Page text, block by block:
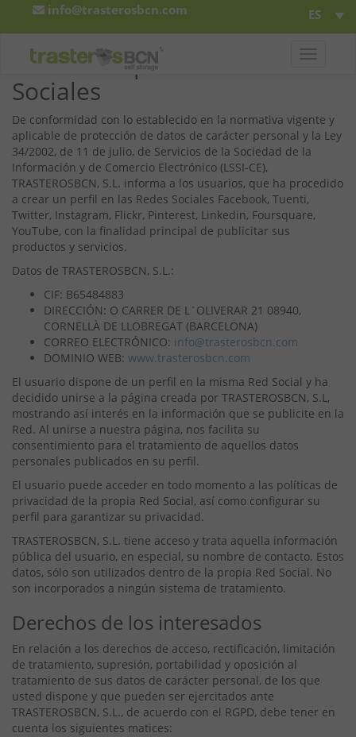
info@trasterosbcn.com ES
T
l
e
n
v
i
g
Política de privacidad Redes
Sociales
De conformidad con lo establecido en la normativa vigente y
aplicable de protección de datos de carácter personal y la Ley
34/2002, de 11 de julio, de Servicios de la Sociedad de la
Información y de Comercio Electrónico (LSSI-CE),
TRASTEROSBCN, S.L. informa a los usuarios, que ha procedido
a crear un perfil en las Redes Sociales Facebook, Tuenti,
Twitter, Instagram, Flickr, Pinterest, Linkedin, Foursquare,
YouTube, con la finalidad principal de publicitar sus
productos y servicios.
Datos de TRASTEROSBCN, S.L.:
CIF: B65484883
DIRECCIÓN: O CARRER DE L´OLIVERAR 21 08940,
CORNELLÀ DE LLOBREGAT (BARCELONA)
CORREO ELECTRÓNICO: info@trasterosbcn.com
DOMINIO WEB: www.trasterosbcn.com
El usuario dispone de un perfil en la misma Red Social y ha
decidido unirse a la página creada por TRASTEROSBCN, S.L,
mostrando así interés en la información que se publicite en la
Red. Al unirse a nuestra página, nos facilita su
consentimiento para el tratamiento de aquellos datos
personales publicados en su perfil.
El usuario puede acceder en todo momento a las políticas de
privacidad de la propia Red Social, así como configurar su
perfil para garantizar su privacidad.
TRASTEROSBCN, S.L. tiene acceso y trata aquella información
pública del usuario, en especial, su nombre de contacto. Estos
datos, sólo son utilizados dentro de la propia Red Social. No
son incorporados a ningún sistema de tratamiento.
Derechos de los interesados
En relación a los derechos de acceso, rectificación, limitación
de tratamiento, supresión, portabilidad y oposición al
tratamiento de sus datos de carácter personal, de los que
usted dispone y que pueden ser ejercitados ante
TRASTEROSBCN, S.L., de acuerdo con el RGPD, debe tener en
cuenta los siguientes matices: